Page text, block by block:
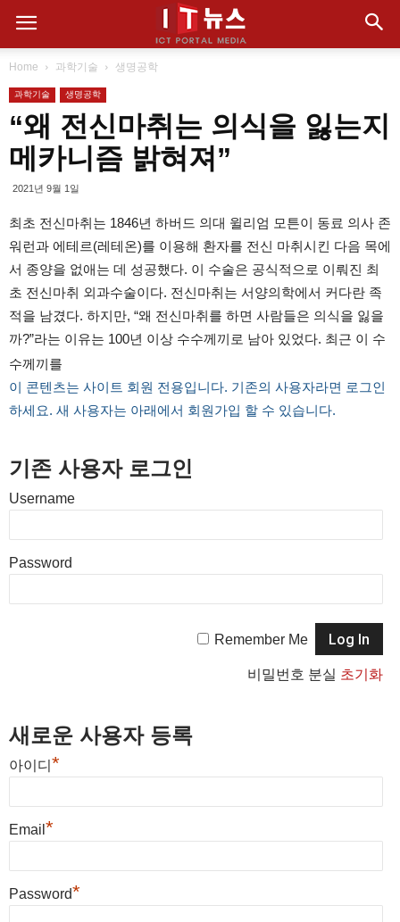
Home 과학기술 생명공학
과학기술 생명공학
“왜 전신마취는 의식을 잃는지
메카니즘 밝혀져”
2021년 9월 1일
최초 전신마취는 1846년 하버드 의대 윌리엄 모튼이 동료 의사 존
워런과 에테르(레테온)를 이용해 환자를 전신 마취시킨 다음 목에
서 종양을 없애는 데 성공했다. 이 수술은 공식적으로 이뤄진 최
초 전신마취 외과수술이다. 전신마취는 서양의학에서 커다란 족
적을 남겼다. 하지만, “왜 전신마취를 하면 사람들은 의식을 잃을
까?”라는 이유는 100년 이상 수수께끼로 남아 있었다. 최근 이 수
수께끼를
이 콘텐츠는 사이트 회원 전용입니다. 기존의 사용자라면 로그인
하세요. 새 사용자는 아래에서 회원가입 할 수 있습니다.
기존 사용자 로그인
Username
Password
Remember Me
비밀번호 분실 초기화
새로운 사용자 등록
아이디 *
Email *
Password*